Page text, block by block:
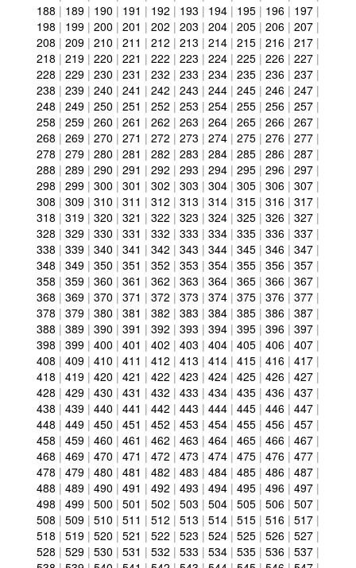
188 | 189 | 190 | 191 | 192 | 193 | 194 | 195 | 196 | 197 |
198 | 199 | 200 | 201 | 202 | 203 | 204 | 205 | 206 | 207 |
208 | 209 | 210 | 211 | 212 | 213 | 214 | 215 | 216 | 217 |
218 | 219 | 220 | 221 | 222 | 223 | 224 | 225 | 226 | 227 |
228 | 229 | 230 | 231 | 232 | 233 | 234 | 235 | 236 | 237 |
238 | 239 | 240 | 241 | 242 | 243 | 244 | 245 | 246 | 247 |
248 | 249 | 250 | 251 | 252 | 253 | 254 | 255 | 256 | 257 |
258 | 259 | 260 | 261 | 262 | 263 | 264 | 265 | 266 | 267 |
268 | 269 | 270 | 271 | 272 | 273 | 274 | 275 | 276 | 277 |
278 | 279 | 280 | 281 | 282 | 283 | 284 | 285 | 286 | 287 |
288 | 289 | 290 | 291 | 292 | 293 | 294 | 295 | 296 | 297 |
298 | 299 | 300 | 301 | 302 | 303 | 304 | 305 | 306 | 307 |
308 | 309 | 310 | 311 | 312 | 313 | 314 | 315 | 316 | 317 |
318 | 319 | 320 | 321 | 322 | 323 | 324 | 325 | 326 | 327 |
328 | 329 | 330 | 331 | 332 | 333 | 334 | 335 | 336 | 337 |
338 | 339 | 340 | 341 | 342 | 343 | 344 | 345 | 346 | 347 |
348 | 349 | 350 | 351 | 352 | 353 | 354 | 355 | 356 | 357 |
358 | 359 | 360 | 361 | 362 | 363 | 364 | 365 | 366 | 367 |
368 | 369 | 370 | 371 | 372 | 373 | 374 | 375 | 376 | 377 |
378 | 379 | 380 | 381 | 382 | 383 | 384 | 385 | 386 | 387 |
388 | 389 | 390 | 391 | 392 | 393 | 394 | 395 | 396 | 397 |
398 | 399 | 400 | 401 | 402 | 403 | 404 | 405 | 406 | 407 |
408 | 409 | 410 | 411 | 412 | 413 | 414 | 415 | 416 | 417 |
418 | 419 | 420 | 421 | 422 | 423 | 424 | 425 | 426 | 427 |
428 | 429 | 430 | 431 | 432 | 433 | 434 | 435 | 436 | 437 |
438 | 439 | 440 | 441 | 442 | 443 | 444 | 445 | 446 | 447 |
448 | 449 | 450 | 451 | 452 | 453 | 454 | 455 | 456 | 457 |
458 | 459 | 460 | 461 | 462 | 463 | 464 | 465 | 466 | 467 |
468 | 469 | 470 | 471 | 472 | 473 | 474 | 475 | 476 | 477 |
478 | 479 | 480 | 481 | 482 | 483 | 484 | 485 | 486 | 487 |
488 | 489 | 490 | 491 | 492 | 493 | 494 | 495 | 496 | 497 |
498 | 499 | 500 | 501 | 502 | 503 | 504 | 505 | 506 | 507 |
508 | 509 | 510 | 511 | 512 | 513 | 514 | 515 | 516 | 517 |
518 | 519 | 520 | 521 | 522 | 523 | 524 | 525 | 526 | 527 |
528 | 529 | 530 | 531 | 532 | 533 | 534 | 535 | 536 | 537 |